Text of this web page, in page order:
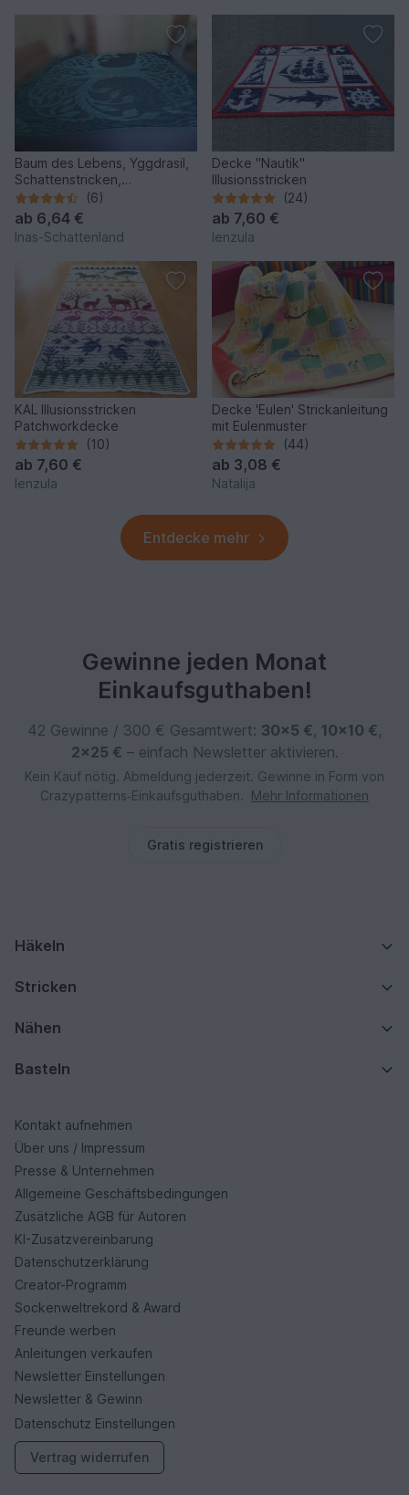
Baum des Lebens, Yggdrasil,
Schattenstricken,
Illusionssstricken, Decke
(6)
ab 6,64 €
Inas-Schattenland
Decke "Nautik"
Illusionsstricken
(24)
ab 7,60 €
lenzula
KAL Illusionsstricken
Patchworkdecke
(10)
ab 7,60 €
lenzula
Decke 'Eulen' Strickanleitung
mit Eulenmuster
(44)
ab 3,08 €
Natalija
Entdecke mehr
Gewinne jeden Monat
Einkaufsguthaben!
42 Gewinne / 300 € Gesamtwert: 30×5 €, 10×10 €,
2×25 € – einfach Newsletter aktivieren.
Kein Kauf nötig. Abmeldung jederzeit. Gewinne in Form von
Crazypatterns‑Einkaufsguthaben.
Mehr Informationen
Gratis registrieren
Häkeln
Stricken
Nähen
Basteln
Kontakt aufnehmen
Über uns / Impressum
Presse & Unternehmen
Allgemeine Geschäftsbedingungen
Zusätzliche AGB für Autoren
KI-Zusatzvereinbarung
Datenschutzerklärung
Creator-Programm
Sockenweltrekord & Award
Freunde werben
Anleitungen verkaufen
Newsletter Einstellungen
Newsletter & Gewinn
Datenschutz Einstellungen
Vertrag widerrufen